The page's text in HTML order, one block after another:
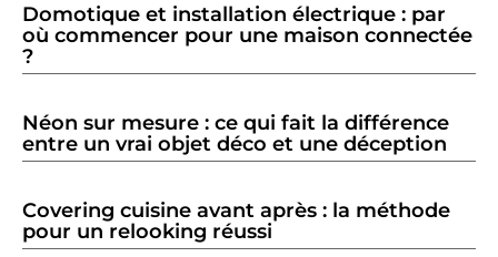
Domotique et installation électrique : par
où commencer pour une maison connectée
?
Néon sur mesure : ce qui fait la différence
entre un vrai objet déco et une déception
Covering cuisine avant après : la méthode
pour un relooking réussi